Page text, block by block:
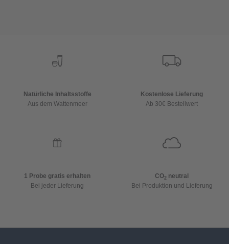
Natürliche Inhaltsstoffe
Aus dem Wattenmeer
Kostenlose Lieferung
Ab 30€ Bestellwert
1 Probe gratis erhalten
Bei jeder Lieferung
CO2 neutral
Bei Produktion und Lieferung